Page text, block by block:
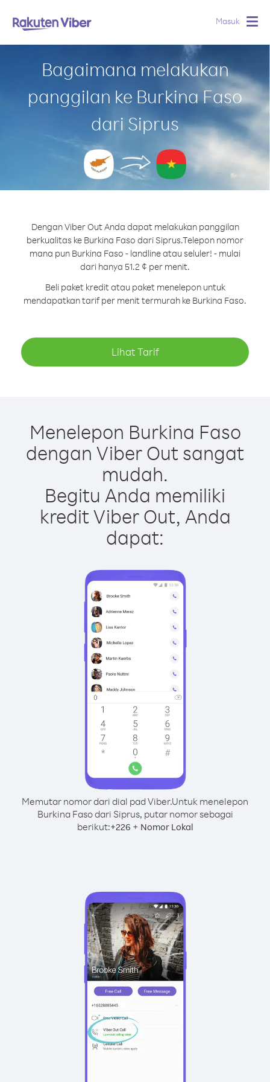
Masuk
Bagaimana melakukan
panggilan ke Burkina Faso
dari Siprus
Dengan Viber Out Anda dapat melakukan panggilan
berkualitas ke Burkina Faso dari Siprus.Telepon nomor
mana pun Burkina Faso - landline atau seluler! - mulai
dari hanya 51.2 ¢ per menit.
Beli paket kredit atau paket menelepon untuk
mendapatkan tarif per menit termurah ke Burkina Faso.
Lihat Tarif
Menelepon Burkina Faso
dengan Viber Out sangat
mudah.
Begitu Anda memiliki
kredit Viber Out, Anda
dapat:
Memutar nomor dari dial pad Viber.Untuk menelepon
Burkina Faso dari Siprus, putar nomor sebagai
berikut:+226 + Nomor Lokal